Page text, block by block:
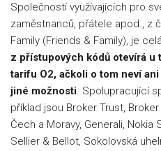
Společností využívajících pro
zaměstnanců, přátele apod., z
Family (Friends & Family), je
z přístupových kódů otevírá u
tarifu O2, ačkoli o tom neví
jiné možnosti. Spolupracující
příklad jsou Broker Trust,
Čech a Moravy, Generali, Nokia
Sellier & Bellot, Sokolovská